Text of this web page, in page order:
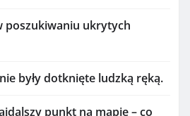
poszukiwaniu ukrytych
były dotknięte ludzką ręką.
punkt na mapie – co